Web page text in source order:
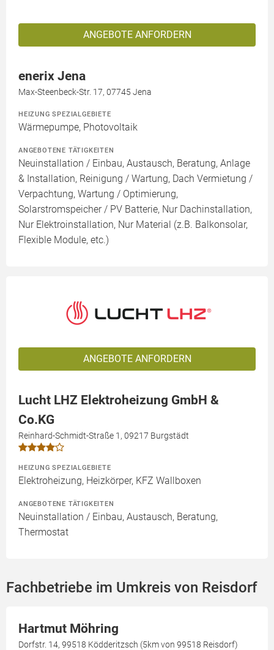
ANGEBOTE ANFORDERN
enerix Jena
Max-Steenbeck-Str. 17, 07745 Jena
HEIZUNG SPEZIALGEBIETE
Wärmepumpe, Photovoltaik
ANGEBOTENE TÄTIGKEITEN
Neuinstallation / Einbau, Austausch, Beratung, Anlage
& Installation, Reinigung / Wartung, Dach Vermietung /
Verpachtung, Wartung / Optimierung,
Solarstromspeicher / PV Batterie, Nur Dachinstallation,
Nur Elektroinstallation, Nur Material (z.B. Balkonsolar,
Flexible Module, etc.)
ANGEBOTE ANFORDERN
Lucht LHZ Elektroheizung GmbH &
Co.KG
Reinhard-Schmidt-Straße 1, 09217 Burgstädt
HEIZUNG SPEZIALGEBIETE
Elektroheizung, Heizkörper, KFZ Wallboxen
ANGEBOTENE TÄTIGKEITEN
Neuinstallation / Einbau, Austausch, Beratung,
Thermostat
Fachbetriebe im Umkreis von Reisdorf
Hartmut Möhring
Dorfstr. 14, 99518 Ködderitzsch (5km von 99518 Reisdorf)